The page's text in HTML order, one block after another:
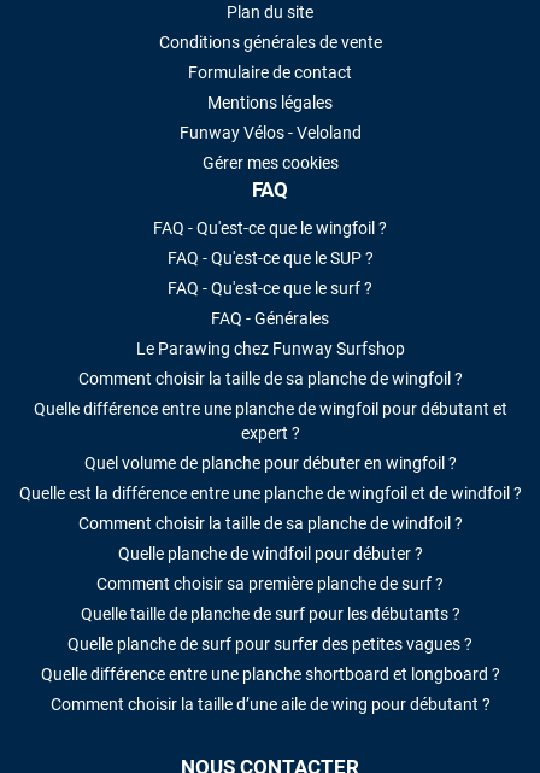
Plan du site
Conditions générales de vente
Formulaire de contact
Mentions légales
Funway Vélos - Veloland
Gérer mes cookies
FAQ
FAQ - Qu'est-ce que le wingfoil ?
FAQ - Qu'est-ce que le SUP ?
FAQ - Qu'est-ce que le surf ?
FAQ - Générales
Le Parawing chez Funway Surfshop
Comment choisir la taille de sa planche de wingfoil ?
Quelle différence entre une planche de wingfoil pour débutant et
expert ?
Quel volume de planche pour débuter en wingfoil ?
Quelle est la différence entre une planche de wingfoil et de windfoil ?
Comment choisir la taille de sa planche de windfoil ?
Quelle planche de windfoil pour débuter ?
Comment choisir sa première planche de surf ?
Quelle taille de planche de surf pour les débutants ?
Quelle planche de surf pour surfer des petites vagues ?
Quelle différence entre une planche shortboard et longboard ?
Comment choisir la taille d’une aile de wing pour débutant ?
NOUS CONTACTER